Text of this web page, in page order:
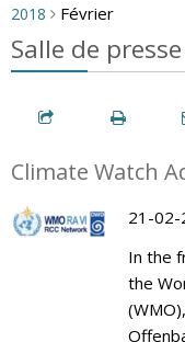
2018 > Février
Salle de
Climate Watch
21-02-
In the
the